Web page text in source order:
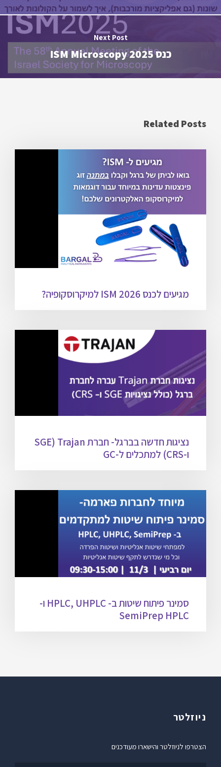
Next Post
כנס ISM Microscopy 2025
Related Posts
מגיעים לכנס ISM 2026 למיקרוסקופיה?
נציגות חדשה בברגל- חברת Trajan (SGE
ו-CRS) למתכלים ל-GC
סמינר פיתוח שיטות ב- HPLC, UHPLC ו-
SemiPrep HPLC
ניוזלטר
הצטרפו לניוזלטר והישארו מעודכנים